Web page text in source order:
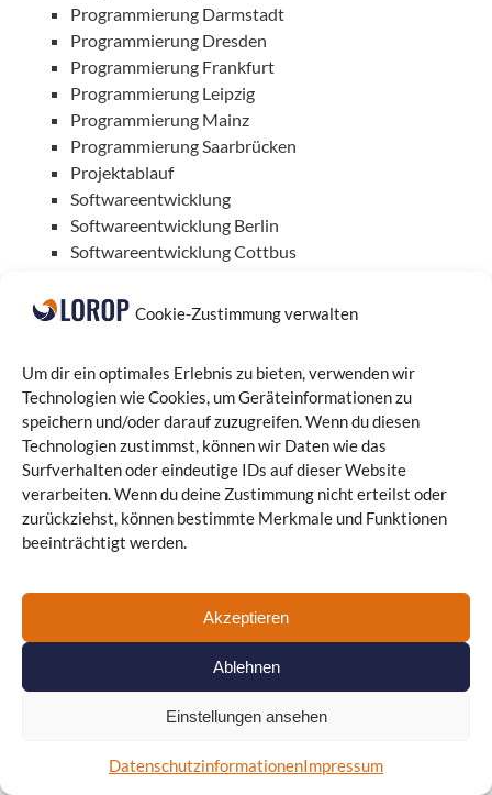
Cookie-Zustimmung verwalten
Um dir ein optimales Erlebnis zu bieten, verwenden wir
Technologien wie Cookies, um Geräteinformationen zu
speichern und/oder darauf zuzugreifen. Wenn du diesen
Technologien zustimmst, können wir Daten wie das
Surfverhalten oder eindeutige IDs auf dieser Website
verarbeiten. Wenn du deine Zustimmung nicht erteilst oder
zurückziehst, können bestimmte Merkmale und Funktionen
beeinträchtigt werden.
Akzeptieren
Ablehnen
Einstellungen ansehen
DatenschutzinformationenImpressum
Programmierung Darmstadt
Programmierung Dresden
Programmierung Frankfurt
Programmierung Leipzig
Programmierung Mainz
Programmierung Saarbrücken
Projektablauf
Softwareentwicklung
Softwareentwicklung Berlin
Softwareentwicklung Cottbus
Softwareentwicklung Dresden
Softwareentwicklung Mainz
Softwareentwicklung Saarbrücken
Softwarewartung
Softwarewartung Berlin
Softwarewartung Cottbus
Softwarewartung Darmstadt
Softwarewartung Dresden
Softwarewartung Leipzig
Softwarewartung Mainz
Softwarewartung Saarbrücken
Webentwicklung Berlin
Webentwicklung Darmstadt